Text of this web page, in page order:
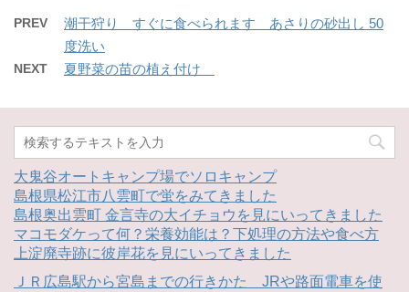
PREV
潮干狩り すぐに食べられます あさりの砂出し 50
度洗い
NEXT 夏野菜の苗の植え付け
大鬼谷オートキャンプ場でソロキャンプ
島根県松江市八雲町で蛍をみてきました
島根奥出雲町 金言寺の大イチョウを見にいってきました
マコモダケって何？栄養効能は？下処理の方法や食べ方
上淀廃寺跡に彼岸花を見にいってきました
ＪＲ広島駅から宮島までの行きかた JRや路面電車を使